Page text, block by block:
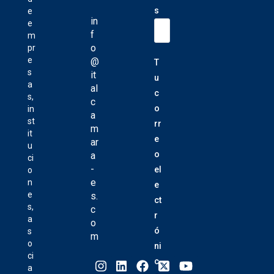
e
e
m
pr
e
s
a
s,
in
st
it
u
ci
o
n
e
s,
a
s
o
ci
a
in
f
o
@
it
al
c
a
m
ar
a
-
e
s.
c
o
m
s
T
u
c
o
rr
e
o
el
e
ct
r
ó
ni
c